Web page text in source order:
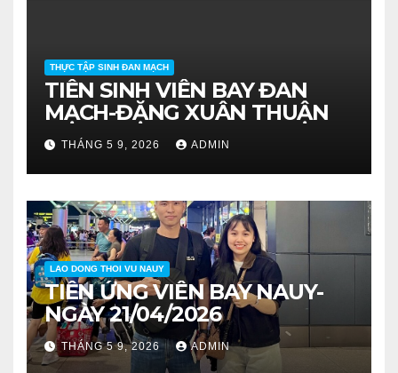
THỰC TẬP SINH ĐAN MẠCH
TIỄN SINH VIÊN BAY ĐAN
MẠCH-ĐẶNG XUÂN THUẬN
THÁNG 5 9, 2026 ADMIN
LAO DONG THOI VU NAUY
TIỄN ỨNG VIÊN BAY NAUY-
NGÀY 21/04/2026
THÁNG 5 9, 2026 ADMIN